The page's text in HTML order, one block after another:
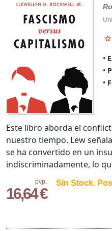
pvp.
16,64 €
Sin Stock.
Este libro aborda el
nuestro tiempo. Lew
se ha convertido en un
indiscriminadamente, lo